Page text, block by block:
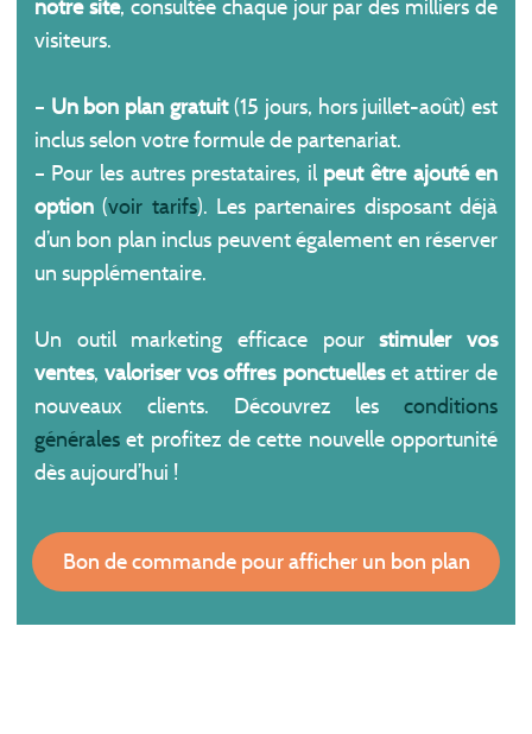
notre site, consultée chaque jour par des milliers de
visiteurs.
– Un bon plan gratuit(15 jours, hors juillet-août) est
inclus selon votre formule de partenariat.
– Pour les autres prestataires, il peut être ajouté en
option(voir tarifs). Les partenaires disposant déjà
d’un bon plan inclus peuvent également en réserver
un supplémentaire.
Un outil marketing efficace pourstimuler vos
ventes, valoriser vos offres ponctuelleset attirer de
nouveaux clients. Découvrez lesconditions
généraleset profitez de cette nouvelle opportunité
dès aujourd’hui !
Bon de commande pour afficher un bon plan